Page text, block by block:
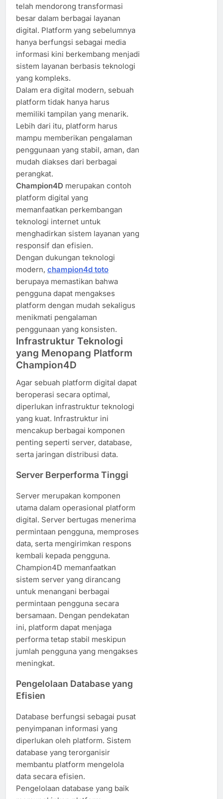
telah mendorong transformasi
besar dalam berbagai layanan
digital. Platform yang sebelumnya
hanya berfungsi sebagai media
informasi kini berkembang menjadi
sistem layanan berbasis teknologi
yang kompleks.
Dalam era digital modern, sebuah
platform tidak hanya harus
memiliki tampilan yang menarik.
Lebih dari itu, platform harus
mampu memberikan pengalaman
penggunaan yang stabil, aman, dan
mudah diakses dari berbagai
perangkat.
Champion4D merupakan contoh
platform digital yang
memanfaatkan perkembangan
teknologi internet untuk
menghadirkan sistem layanan yang
responsif dan efisien.
Dengan dukungan teknologi
modern, champion4d toto
berupaya memastikan bahwa
pengguna dapat mengakses
platform dengan mudah sekaligus
menikmati pengalaman
penggunaan yang konsisten.
Infrastruktur Teknologi
yang Menopang Platform
Champion4D
Agar sebuah platform digital dapat
beroperasi secara optimal,
diperlukan infrastruktur teknologi
yang kuat. Infrastruktur ini
mencakup berbagai komponen
penting seperti server, database,
serta jaringan distribusi data.
Server Berperforma Tinggi
Server merupakan komponen
utama dalam operasional platform
digital. Server bertugas menerima
permintaan pengguna, memproses
data, serta mengirimkan respons
kembali kepada pengguna.
Champion4D memanfaatkan
sistem server yang dirancang
untuk menangani berbagai
permintaan pengguna secara
bersamaan. Dengan pendekatan
ini, platform dapat menjaga
performa tetap stabil meskipun
jumlah pengguna yang mengakses
meningkat.
Pengelolaan Database yang
Efisien
Database berfungsi sebagai pusat
penyimpanan informasi yang
diperlukan oleh platform. Sistem
database yang terorganisir
membantu platform mengelola
data secara efisien.
Pengelolaan database yang baik